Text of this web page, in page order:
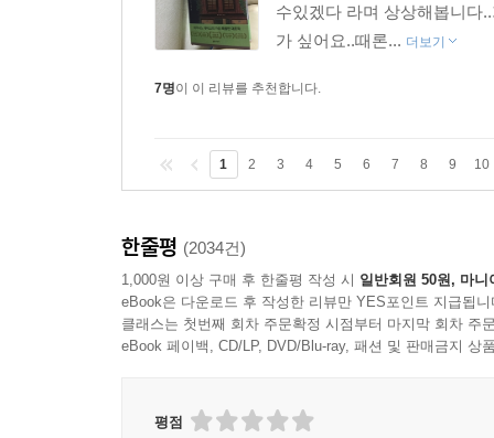
수있겠다 라며 상상해봅니다
가 싶어요..때론... 더보기
7명이 이 리뷰를 추천합니다.
1 2 3 4 5 6 7 8 9 10
한줄평 (2034건)
1,000원 이상 구매 후 한줄평 작성 시 일반회원 50원, 마니
eBook은 다운로드 후 작성한 리뷰만 YES포인트 지급됩니
클래스는 첫번째 회차 주문확정 시점부터 마지막 회차 주
eBook 페이백, CD/LP, DVD/Blu-ray, 패션 및 판매금지 상
평점